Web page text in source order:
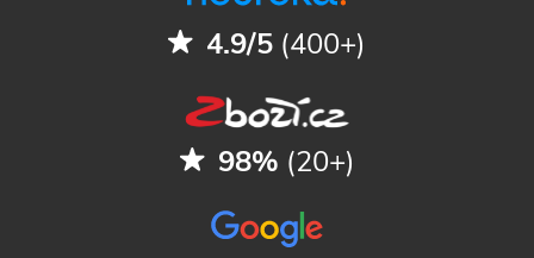
4.9/5 (400+)
98% (20+)